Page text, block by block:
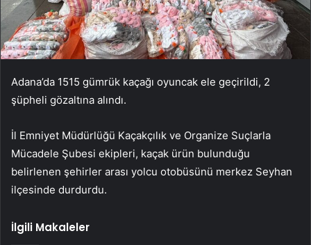
Adana’da 1515 gümrük kaçağı oyuncak ele geçirildi, 2
şüpheli gözaltına alındı.
İl Emniyet Müdürlüğü Kaçakçılık ve Organize Suçlarla
Mücadele Şubesi ekipleri, kaçak ürün bulunduğu
belirlenen şehirler arası yolcu otobüsünü merkez Seyhan
ilçesinde durdurdu.
İlgili Makaleler